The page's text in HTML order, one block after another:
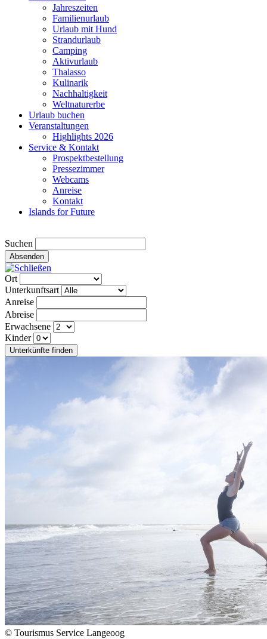
Jahreszeiten
Familienurlaub
Urlaub mit Hund
Strandurlaub
Camping
Aktivurlaub
Thalasso
Kulinarik
Nachhaltigkeit
Weltnaturerbe
Urlaub buchen
Veranstaltungen
Highlights 2026
Service & Kontakt
Prospektbestellung
Pressezimmer
Webcams
Anreise
Kontakt
Islands for Future
Suchen
Absenden
Ort
Unterkunftsart
Anreise
Abreise
Erwachsene
Kinder
Unterkünfte finden
© Tourismus Service Langeoog